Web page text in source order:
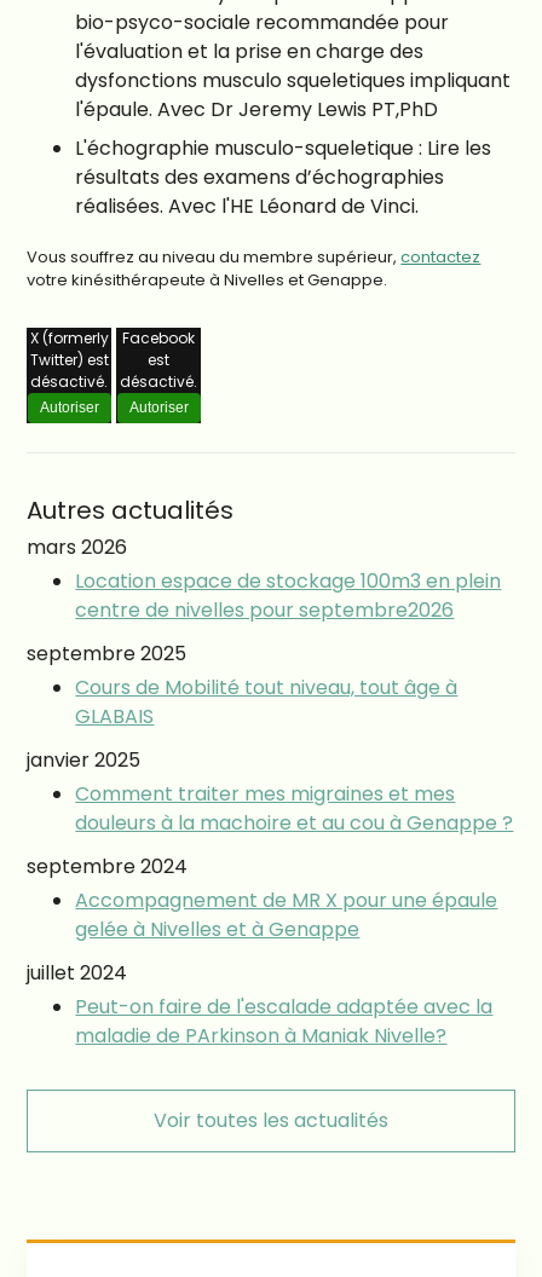
bio-psyco-sociale recommandée pour
l'évaluation et la prise en charge des
dysfonctions musculo squeletiques impliquant
l'épaule. Avec Dr Jeremy Lewis PT,PhD
L'échographie musculo-squeletique : Lire les
résultats des examens d’échographies
réalisées. Avec l'HE Léonard de Vinci.
Vous souffrez au niveau du membre supérieur,contactez
votre kinésithérapeute à Nivelles et Genappe.
X (formerly
Twitter) est
désactivé.
Autoriser
Facebook
est
désactivé.
Autoriser
Autres actualités
mars 2026
Location espace de stockage 100m3 en plein
centre de nivelles pour septembre2026
septembre 2025
Cours de Mobilité tout niveau, tout âge à
GLABAIS
janvier 2025
Comment traiter mes migraines et mes
douleurs à la machoire et au cou à Genappe ?
septembre 2024
Accompagnement de MR X pour une épaule
gelée à Nivelles et à Genappe
juillet 2024
Peut-on faire de l'escalade adaptée avec la
maladie de PArkinson à Maniak Nivelle?
Voir toutes les actualités